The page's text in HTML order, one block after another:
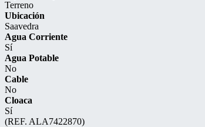
Terreno
Ubicación
Saavedra
Agua Corriente
Sí
Agua Potable
No
Cable
No
Cloaca
Sí
(REF. ALA7422870)